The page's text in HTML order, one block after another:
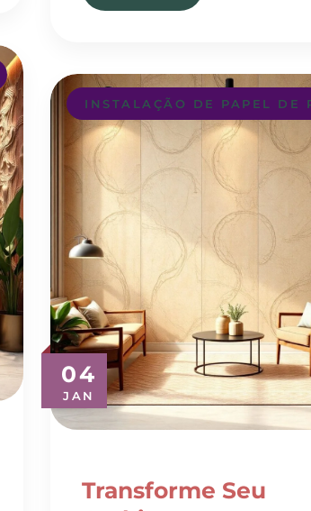
04
JAN
INSTALAÇÃO DE PAPEL DE
Ambiente com